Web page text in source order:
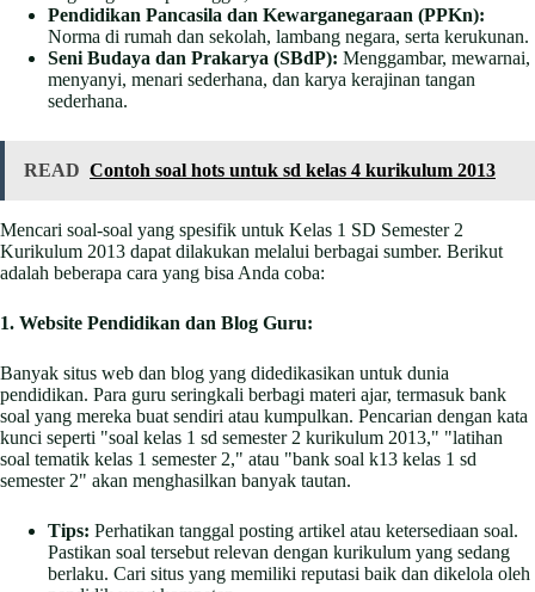
Pendidikan Pancasila dan Kewarganegaraan (PPKn):
Norma di rumah dan sekolah, lambang negara, serta kerukunan.
Seni Budaya dan Prakarya (SBdP): Menggambar, mewarnai,
menyanyi, menari sederhana, dan karya kerajinan tangan
sederhana.
READ Contoh soal hots untuk sd kelas 4 kurikulum 2013
Mencari soal-soal yang spesifik untuk Kelas 1 SD Semester 2
Kurikulum 2013 dapat dilakukan melalui berbagai sumber. Berikut
adalah beberapa cara yang bisa Anda coba:
1. Website Pendidikan dan Blog Guru:
Banyak situs web dan blog yang didedikasikan untuk dunia
pendidikan. Para guru seringkali berbagi materi ajar, termasuk bank
soal yang mereka buat sendiri atau kumpulkan. Pencarian dengan kata
kunci seperti "soal kelas 1 sd semester 2 kurikulum 2013," "latihan
soal tematik kelas 1 semester 2," atau "bank soal k13 kelas 1 sd
semester 2" akan menghasilkan banyak tautan.
Tips: Perhatikan tanggal posting artikel atau ketersediaan soal.
Pastikan soal tersebut relevan dengan kurikulum yang sedang
berlaku. Cari situs yang memiliki reputasi baik dan dikelola oleh